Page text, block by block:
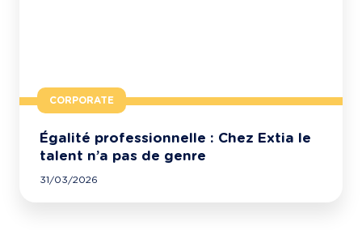
CORPORATE
Égalité professionnelle : Chez Extia le
talent n’a pas de genre
31/03/2026